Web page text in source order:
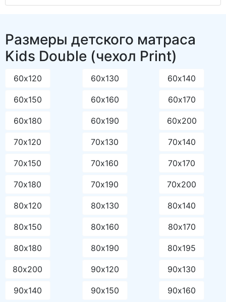
Размеры детского матраса
Kids Double (чехол Print)
60х120 60х130 60х140
60х150 60х160 60х170
60х180 60х190 60х200
70х120 70х130 70х140
70х150 70х160 70х170
70х180 70х190 70х200
80х120 80х130 80х140
80х150 80х160 80х170
80х180 80х190 80х195
80х200 90х120 90х130
90х140 90х150 90х160